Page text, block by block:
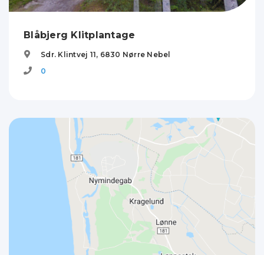
Blåbjerg Klitplantage
Sdr. Klintvej 11, 6830 Nørre Nebel
0